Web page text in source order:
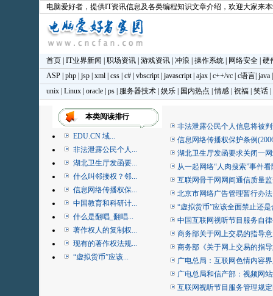
电脑爱好者 ，提供IT资讯信息及各类编程知识文章介绍，欢迎大家来
首页| IT业界新闻 职场资讯| 游戏资讯| 冲浪 操作系统| 网络安全| 硬
ASP| php| jsp| xml| css| c#| vbscript| javascript| ajax| c++/vc| c语言| java
unix| Linux| oracle| ps| 服务器技术| 娱乐| 国内热点 |情感| 祝福| 笑话|
本类阅读排行
EDU.CN 域...
非法泄露公民个人...
湖北卫生厅发函要...
什么叫邻接权？邻...
信息网络传播权保...
中国教育和科研计...
什么是翻唱_翻唱...
著作权人的复制权...
现有的著作权法规...
“虚拟货币”应该...
非法泄露公民个人信息将被
信息网络传播权保护条例
湖北卫生厅发函要求关闭一
从一起网络“人肉搜索”事件
互联网骨干网网间通信质量
北京市网络广告管理暂行办法
“虚拟货币”应该全面禁止还
中国互联网视听节目服务自
商务部关于网上交易的指导
商务部《关于网上交易的指
广电总局：互联网色情内容
广电总局和信产部：视频网
互联网视听节目服务管理规